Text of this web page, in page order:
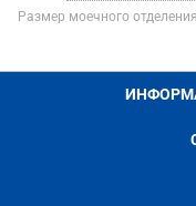
Размер моечного